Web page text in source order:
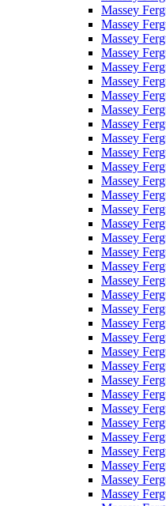
Massey
Massey
Massey
Massey
Massey
Massey
Massey
Massey
Massey
Massey
Massey
Massey
Massey
Massey
Massey
Massey
Massey
Massey
Massey
Massey
Massey
Massey
Massey
Massey
Massey
Massey
Massey
Massey
Massey
Massey
Massey
Massey
Massey
Massey
Massey